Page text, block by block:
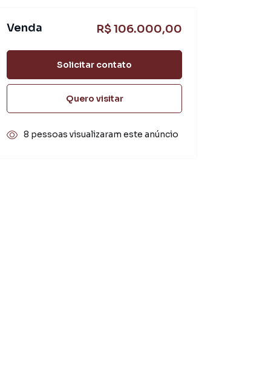
Venda R$ 106.000,00
Solicitar contato
Quero visitar
8 pessoas visualizaram este anúncio